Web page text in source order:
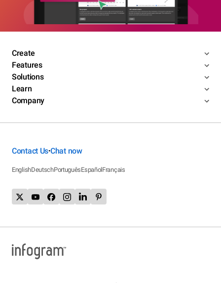
Create
Features
Solutions
Learn
Company
Contact Us•Chat now
EnglishDeutschPortuguêsEspañolFrançais